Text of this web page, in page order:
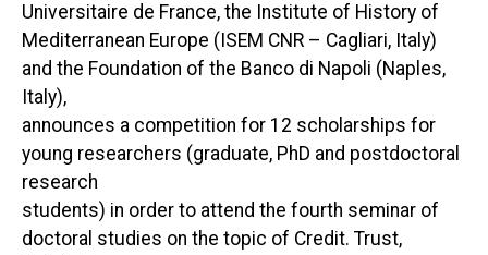
Universitaire de France, the Institute of History of
Mediterranean Europe (ISEM CNR – Cagliari, Italy)
and the Foundation of the Banco di Napoli (Naples,
Italy),
announces a competition for 12 scholarships for
young researchers (graduate, PhD and postdoctoral
research
students) in order to attend the fourth seminar of
doctoral studies on the topic of Credit. Trust,